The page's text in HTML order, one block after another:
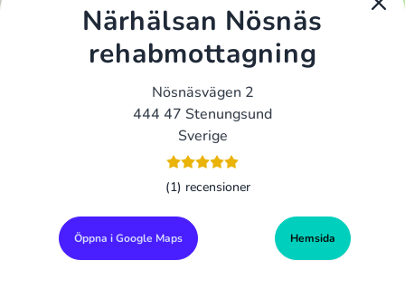
Närhälsan Nösnäs
rehabmottagning
Nösnäsvägen 2
444 47 Stenungsund
Sverige
(1) recensioner
Öppna i Google Maps Hemsida